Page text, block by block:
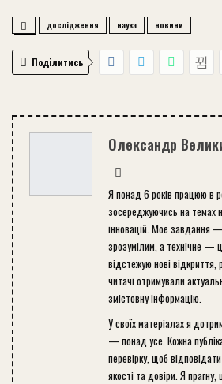
дослідження наука новини
Поділитись
Олександр
Я понад 6 років працюю в
зосереджуючись на темах
інновацій. Моє завдання
зрозумілим, а технічне —
відстежую нові
читачі отримували
змістовну інформацію.
У своїх матеріалах я
— понад усе. Кожна
перевірку, щоб
якості та довіри. Я прагну,